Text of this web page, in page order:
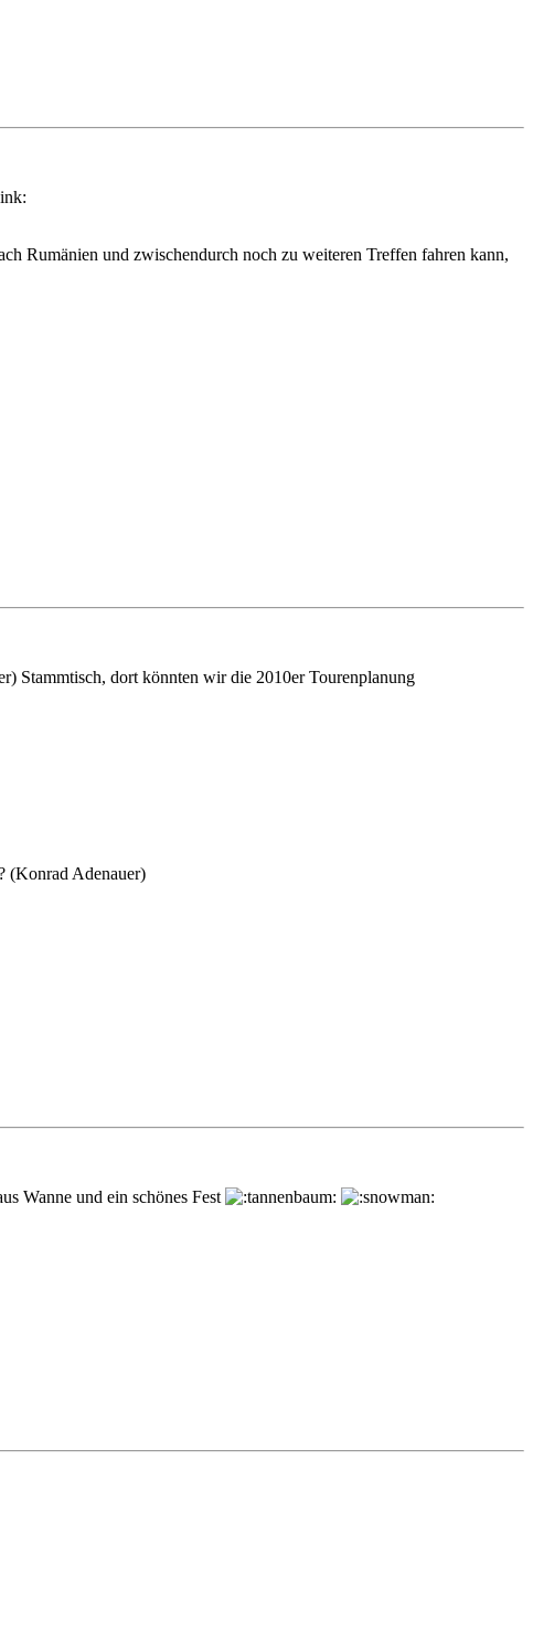
Rumänien und zwischendurch noch zu weiteren Treffen fahren kann,
Stammtisch, dort könnten wir die 2010er Tourenplanung
(Konrad Adenauer)
Wanne und ein schönes Fest